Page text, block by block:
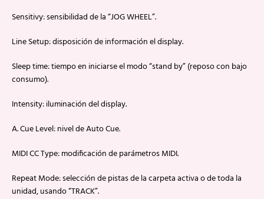
Sensitivy: sensibilidad de la “JOG WHEEL”.
Line Setup: disposición de información el display.
Sleep time: tiempo en iniciarse el modo “stand by” (reposo con bajo
consumo).
Intensity: iluminación del display.
A. Cue Level: nivel de Auto Cue.
MIDI CC Type: modificación de parámetros MIDI.
Repeat Mode: selección de pistas de la carpeta activa o de toda la
unidad, usando “TRACK”.